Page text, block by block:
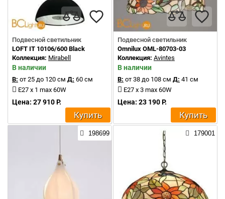
Подвесной светильник
LOFT IT 10106/600 Black
Коллекция: Mirabell
В наличии
В: от 25 до 120 см Д: 60 см
E27 x 1 max 60W
Цена: 27 910 Р.
Купить
Подвесной светильник
Omnilux OML-80703-03
Коллекция: Avintes
В наличии
В: от 38 до 108 см Д: 41 см
E27 x 3 max 60W
Цена: 23 190 Р.
Купить
198699 179001